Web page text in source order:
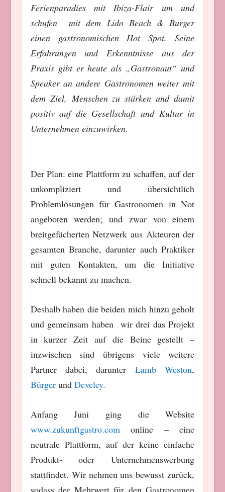
Ferienparadies mit Ibiza-Flair um und
schufen mit dem Lido Beach & Burger
einen gastronomischen Hot Spot. Seine
Erfahrungen und Erkenntnisse aus der
Praxis gibt er heute als „Gastronaut“ und
Speaker an andere Gastronomen weiter mit
dem Ziel, Menschen zu stärken und damit
positiv auf die Gesellschaft und Kultur in
Unternehmen einzuwirken.
Der Plan: eine Plattform zu schaffen, auf der
unkompliziert und übersichtlich
Problemlösungen für Gastronomen in Not
angeboten werden; und zwar von einem
breitgefächerten Netzwerk aus Akteuren der
gesamten Branche, darunter auch Praktiker
mit guten Kontakten, um die Initiative
schnell bekannt zu machen.
Deshalb haben die beiden mich hinzu geholt
und gemeinsam haben wir drei das Projekt
in kurzer Zeit auf die Beine gestellt –
inzwischen sind übrigens viele weitere
Partner dabei, darunter Lamb Weston,
Bürgerund Develey.
Anfang Juni ging die Website
www.zukunftgastro.comonline – eine
neutrale Plattform, auf der keine einfache
Produkt- oder Unternehmenswerbung
stattfindet. Wir nehmen uns bewusst zurück,
sodass der Mehrwert für den Gastronomen